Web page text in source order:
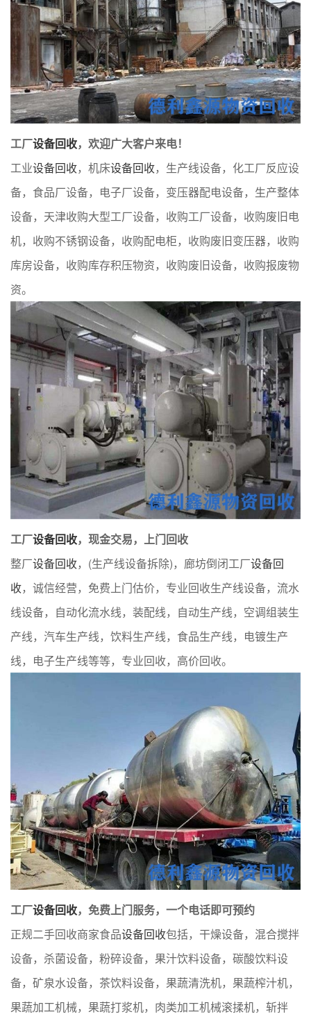
工厂设备回收，欢迎广大客户来电！
工业设备回收，机床设备回收，生产线设备，化工厂反应设
备，食品厂设备，电子厂设备，变压器配电设备，生产整体
设备，天津收购大型工厂设备，收购工厂设备，收购废旧电
机，收购不锈钢设备，收购配电柜，收购废旧变压器，收购
库房设备，收购库存积压物资，收购废旧设备，收购报废物
资。
工厂设备回收，现金交易，上门回收
整厂设备回收，(生产线设备拆除)，廊坊倒闭工厂设备回
收，诚信经营，免费上门估价，专业回收生产线设备，流水
线设备，自动化流水线，装配线，自动生产线，空调组装生
产线，汽车生产线，饮料生产线，食品生产线，电镀生产
线，电子生产线等等，专业回收，高价回收。
工厂设备回收，免费上门服务，一个电话即可预约
正规二手回收商家食品设备回收包括，干燥设备，混合搅拌
设备，杀菌设备，粉碎设备，果汁饮料设备，碳酸饮料设
备，矿泉水设备，茶饮料设备，果蔬清洗机，果蔬榨汁机，
果蔬加工机械，果蔬打浆机，肉类加工机械滚揉机，斩拌